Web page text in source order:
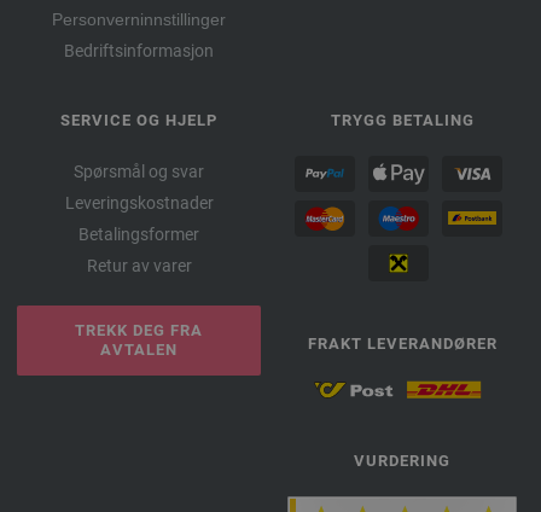
Personverninnstillinger
Bedriftsinformasjon
SERVICE OG HJELP
Spørsmål og svar
Leveringskostnader
Betalingsformer
Retur av varer
TREKK DEG FRA
AVTALEN
TRYGG BETALING
FRAKT LEVERANDØRER
VURDERING